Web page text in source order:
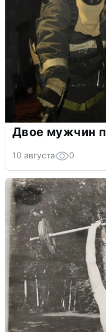
Двое мужчин
10 августа 0